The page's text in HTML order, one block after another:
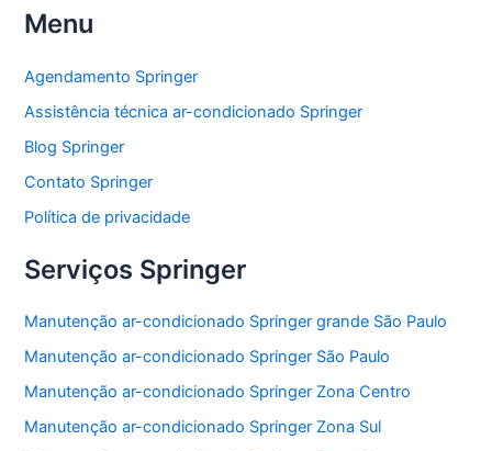
c
e
b
o
o
k
er s
A
p
l
Menu
Agendamento Springer
Assistência técnica ar-condicionado Springer
Blog Springer
Contato Springer
Política de privacidade
Serviços Springer
Manutenção ar-condicionado Springer grande São Paulo
Manutenção ar-condicionado Springer São Paulo
Manutenção ar-condicionado Springer Zona Centro
Manutenção ar-condicionado Springer Zona Sul